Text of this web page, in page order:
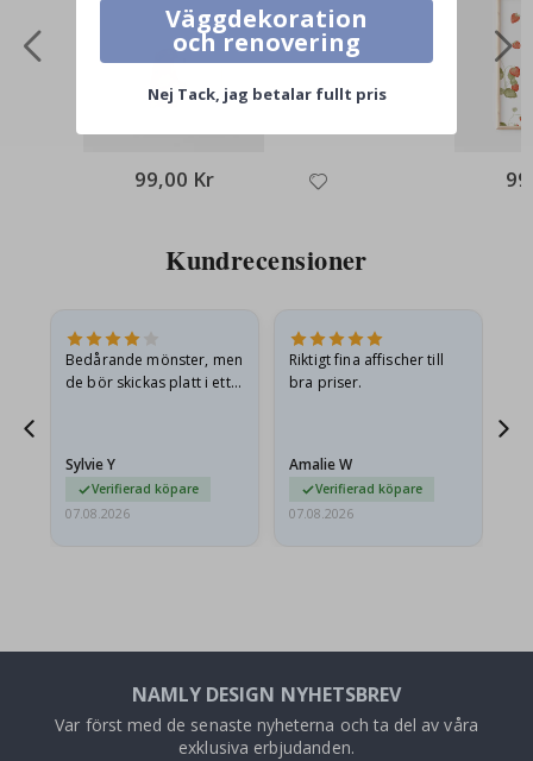
99,00 Kr
Kundrecensioner
Bedårande mönster, men
de bör skickas platt i ett
Sylvie Y
Verifierad köpare
07.08.2026
Riktigt fina affischer till
bra priser.
Amalie W
Verifierad köpare
07.08.2026
NAMLY DESIGN NYHETSBREV
Var först med de senaste nyheterna och ta del av våra
exklusiva erbjudanden.
Väggdekoration
och renovering
Nej Tack, jag betalar fullt pris